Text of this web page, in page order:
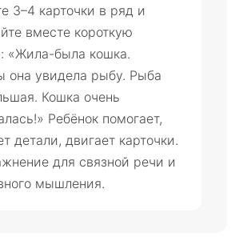
3–4 карточки в ряд и
вместе короткую
«Жила-была кошка.
она увидела рыбу. Рыба
Кошка очень
Ребёнок помогает,
детали, двигает карточки.
для связной речи и
мышления.